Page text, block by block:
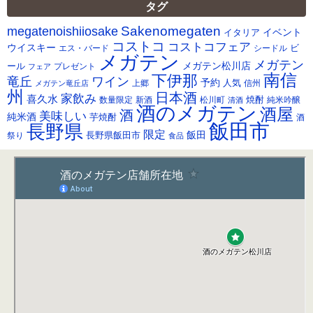
カ
イ
ブ
タグ
megatenoishiiosake Sakenomegaten イタリア イベント
ウイスキー エス・バード コストコ コストコフェア シードル ビ
ール フェア プレゼント メガテン メガテン松川店 メガテン
竜丘
メガテン竜丘店 ワイン 上郷 下伊那 予約 人気 信州 南信
州 喜久水 家飲み 数量限定 新酒 日本酒 松川町 清酒 焼酎 純米吟醸
純米酒 美味しい 芋焼酎 酒酒のメガテン 酒屋 酒
祭り 長野県 長野県飯田市 限定 食品 飯田 飯田市